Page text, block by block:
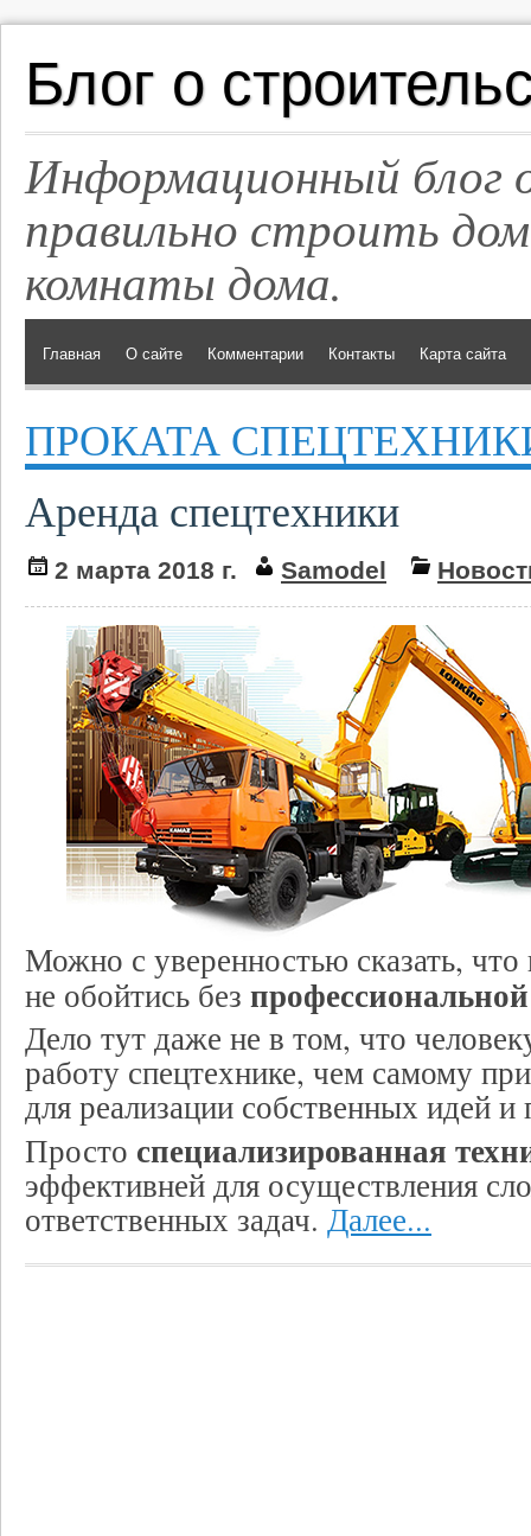
Блог о
Информационный блог
правильно строить
комнаты дома.
Главная О сайте Комментарии Контакты Карта сайта
ПРОКАТА
Аренда спецтехники
2 марта 2018 г. Samodel
Можно с уверенностью сказать,
не обойтись без
Дело тут даже не в том, что
работу спецтехнике, чем самому
для реализации собственных идей и
Просто специализированная
эффективней для осуществления
ответственных задач. Далее...